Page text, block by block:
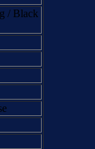
/ Black